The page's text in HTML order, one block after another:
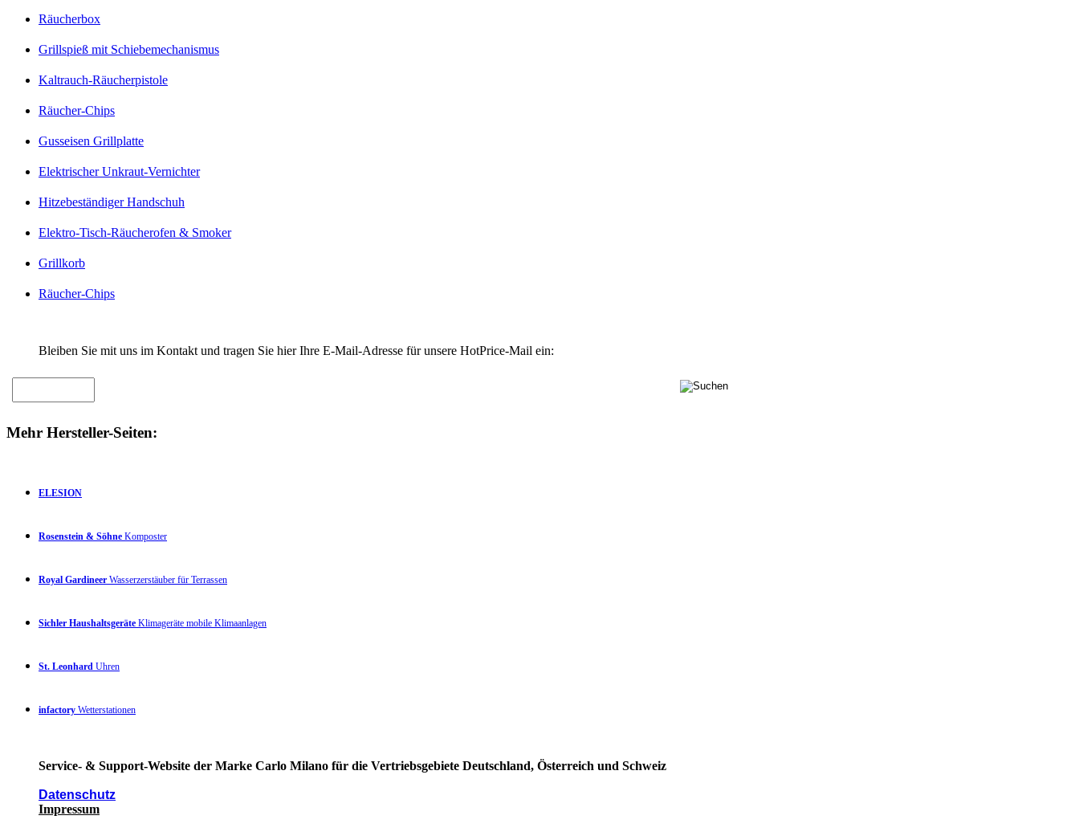
Räucherbox
Grillspieß mit Schiebemechanismus
Kaltrauch-Räucherpistole
Räucher-Chips
Gusseisen Grillplatte
Elektrischer Unkraut-Vernichter
Hitzebeständiger Handschuh
Elektro-Tisch-Räucherofen & Smoker
Grillkorb
Räucher-Chips
Bleiben Sie mit uns im Kontakt und tragen Sie hier Ihre E-Mail-Adresse für unsere HotPrice-Mail ein:
Mehr Hersteller-Seiten:
ELESION
Rosenstein & Söhne Komposter
Royal Gardineer Wasserzerstäuber für Terrassen
Sichler Haushaltsgeräte Klimageräte mobile Klimaanlagen
St. Leonhard Uhren
infactory Wetterstationen
Service- & Support-Website der Marke Carlo Milano für die Vertriebsgebiete Deutschland, Österreich und Schweiz
Datenschutz
Impressum